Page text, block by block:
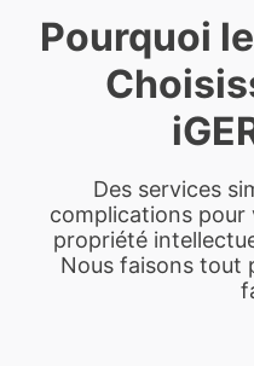
Pourquoi
Des services
complications pour
propriété
Nous faisons tout